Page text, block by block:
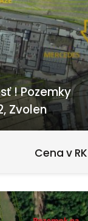
! Pozemky
Zvolen
Cena v RK